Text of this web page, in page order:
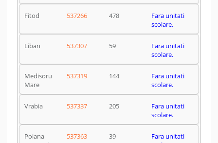
Fitod 537266 478
Fara unitati
scolare.
Liban 537307 59
Fara unitati
scolare.
Medisoru
Mare
537319 144
Fara unitati
scolare.
Vrabia 537337 205
Fara unitati
scolare.
Poiana
537363 39
Fara unitati